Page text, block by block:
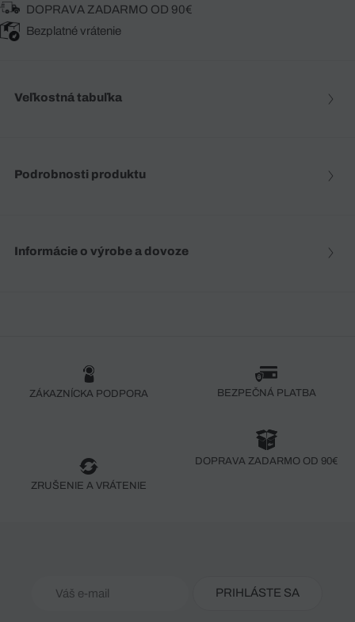
DOPRAVA ZADARMO OD 90€
Bezplatné vrátenie
Veľkostná tabuľka
Podrobnosti produktu
Informácie o výrobe a dovoze
ZÁKAZNÍCKA PODPORA BEZPEČNÁ PLATBA
ZRUŠENIE A VRÁTENIE
DOPRAVA ZADARMO OD 90€
PRIHLÁSTE SA